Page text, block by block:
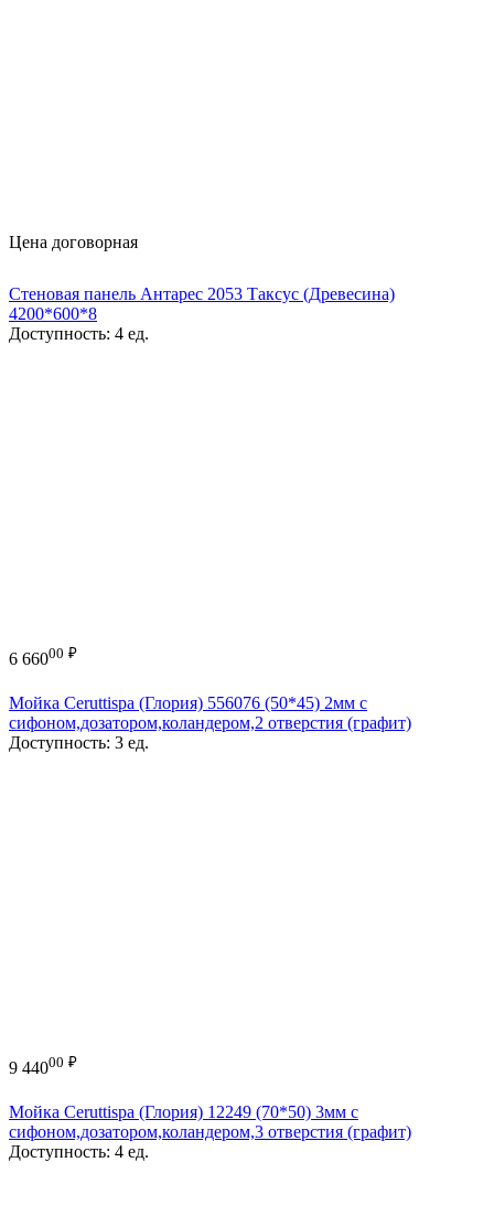
Цена договорная
Стеновая панель Антарес 2053 Таксус (Древесина)
4200*600*8
Доступность: 4 ед.
6 66000 ₽
Мойка Ceruttispa (Глория) 556076 (50*45) 2мм с
сифоном,дозатором,коландером,2 отверстия (графит)
Доступность: 3 ед.
9 44000 ₽
Мойка Ceruttispa (Глория) 12249 (70*50) 3мм с
сифоном,дозатором,коландером,3 отверстия (графит)
Доступность: 4 ед.